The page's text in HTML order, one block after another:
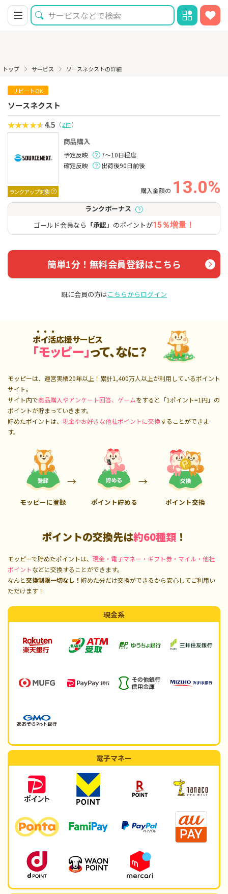
トップ サービス ソースネクストの詳細
リピートOK
ソースネクスト
4.5 （2件）
ランクアップ対象
商品購入
予定反映
7～10日程度
確定反映
出荷後90日前後
購入金額の 13.0%
ランクボーナス
ゴールド会員なら 「承認」 のポイントが15％増量！
簡単1分！無料会員登録はこちら
既に会員の方はこちらからログイン
ポイ活応援サービス
「モッピー」って、なに？
モッピーは、運営実績20年以上！累計1,400万人以上が利用しているポイント
サイト。
サイト内で商品購入やアンケート回答、ゲームをすると「1ポイント=1円」の
ポイントが貯まっていきます。
貯めたポイントは、 現金やお好きな他社ポイントに交換することができま
す。
モッピーに登録 ポイント貯める ポイント交換
ポイントの交換先は約60種類 ！
モッピーで貯めたポイントは、 現金・電子マネー・ギフト券・マイル・他社
ポイントなどに交換することができます。
なんと交換制限一切なし！ 貯めた分だけ交換ができるから安心してご利用い
ただけます！
現金系
電子マネー